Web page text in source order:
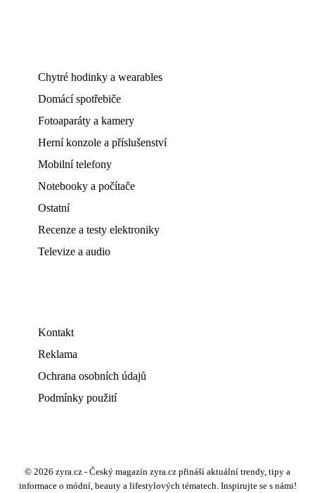
Chytré hodinky a wearables
Domácí spotřebiče
Fotoaparáty a kamery
Herní konzole a příslušenství
Mobilní telefony
Notebooky a počítače
Ostatní
Recenze a testy elektroniky
Televize a audio
Kontakt
Reklama
Ochrana osobních údajů
Podmínky použití
© 2026 zyra.cz - Český magazín zyra.cz přináší aktuální trendy, tipy a
informace o módní, beauty a lifestylových tématech. Inspirujte se s námi!